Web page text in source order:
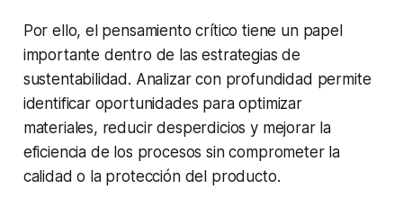
Por ello, el pensamiento crítico tiene un papel
importante dentro de las estrategias de
sustentabilidad. Analizar con profundidad permite
identificar oportunidades para optimizar
materiales, reducir desperdicios y mejorar la
eficiencia de los procesos sin comprometer la
calidad o la protección del producto.